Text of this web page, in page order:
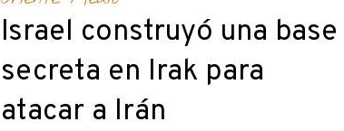
Israel construyó una base
secreta en Irak para
atacar a Irán